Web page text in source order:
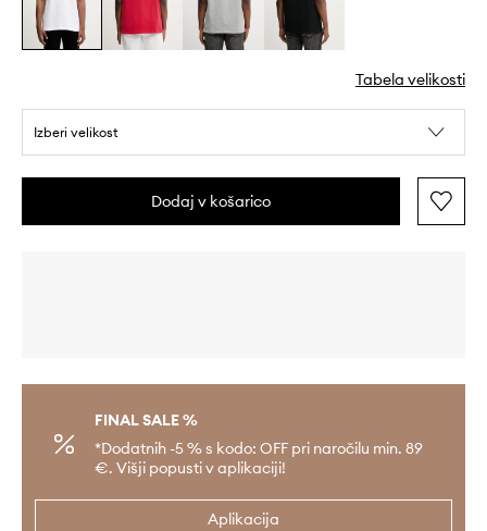
Tabela velikosti
Izberi velikost
Dodaj v košarico
FINAL SALE %
*Dodatnih -5 % s kodo: OFF pri naročilu min. 89
€. Višji popusti v aplikaciji!
Aplikacija